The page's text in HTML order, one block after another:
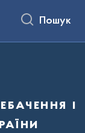
Пошук
і